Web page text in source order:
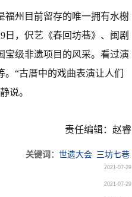
福州目前留存的唯一拥有水榭
，伬艺《春回坊巷》、闽剧
宝级非遗项目的风采。看过演
“古厝中的戏曲表演让人们
说。
责任编辑：赵睿
关键词： 世遗大会 三坊七巷
2021-07-29
2021-07-29